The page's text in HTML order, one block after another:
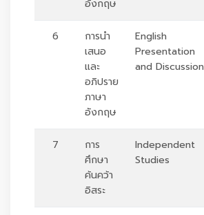
อังกฤษ
6
การนำ
เสนอ
และ
อภิปราย
ภาษา
อังกฤษ
English
Presentation
and Discussion
7
การ
ศึกษา
ค้นคว้า
อิสระ
Independent
Studies